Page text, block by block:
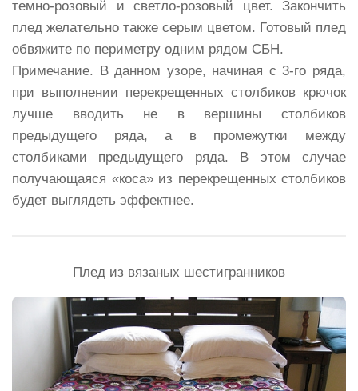
темно-розовый и светло-розовый цвет. Закончить
плед желательно также серым цветом. Готовый плед
обвяжите по периметру одним рядом СБН.
Примечание. В данном узоре, начиная с 3-го ряда,
при выполнении перекрещенных столбиков крючок
лучше вводить не в вершины столбиков
предыдущего ряда, а в промежутки между
столбиками предыдущего ряда. В этом случае
получающаяся «коса» из перекрещенных столбиков
будет выглядеть эффектнее.
Плед из вязаных шестигранников